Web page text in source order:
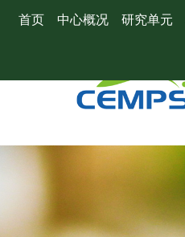
首页 中心概况 研究单元